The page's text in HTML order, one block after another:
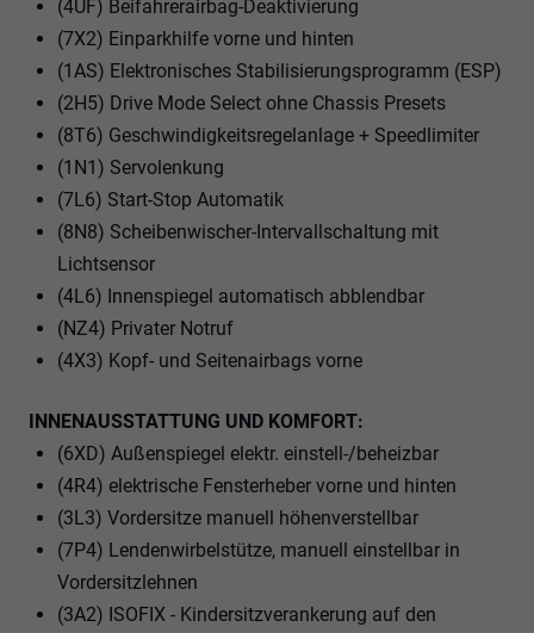
(4UF) Beifahrerairbag-Deaktivierung
(7X2) Einparkhilfe vorne und hinten
(1AS) Elektronisches Stabilisierungsprogramm (ESP)
(2H5) Drive Mode Select ohne Chassis Presets
(8T6) Geschwindigkeitsregelanlage + Speedlimiter
(1N1) Servolenkung
(7L6) Start-Stop Automatik
(8N8) Scheibenwischer-Intervallschaltung mit
Lichtsensor
(4L6) Innenspiegel automatisch abblendbar
(NZ4) Privater Notruf
(4X3) Kopf- und Seitenairbags vorne
INNENAUSSTATTUNG UND KOMFORT:
(6XD) Außenspiegel elektr. einstell-/beheizbar
(4R4) elektrische Fensterheber vorne und hinten
(3L3) Vordersitze manuell höhenverstellbar
(7P4) Lendenwirbelstütze, manuell einstellbar in
Vordersitzlehnen
(3A2) ISOFIX - Kindersitzverankerung auf den